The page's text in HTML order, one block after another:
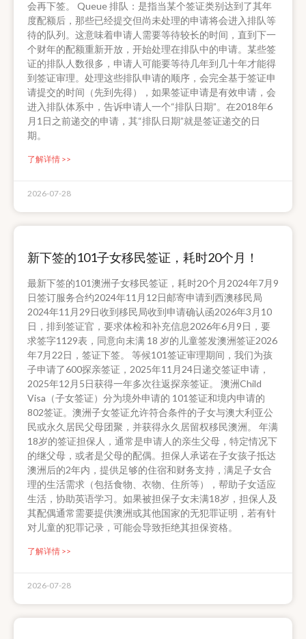
会再下签。 Queue 排队：是指当某个签证类别达到了其年
度配额后，那些已经提交但尚未处理的申请将会进入排队等
待的队列。这意味着申请人需要等待较长的时间，直到下一
个财年的配额重新开放，开始处理在排队中的申请。某些签
证的排队人数很多，申请人可能要等待几年到几十年才能得
到签证审理。处理这些排队申请的顺序，会完全基于签证申
请提交的时间（先到先得），如果签证申请是有效申请，会
进入排队体系中，告诉申请人一个“排队日期”。在2018年6
月1日之前递交的申请，其“排队日期”就是签证递交的日
期。
了解详情 >>
2026-07-28
新下签的101子女移民签证，耗时20个月！
最新下签的101澳洲子女移民签证，耗时20个月2024年7月9
日签订服务合约2024年11月12日邮寄申请到西澳移民局
2024年11月29日收到移民局收到申请确认函2026年3月10
日，排到签证官，要求体检和补充信息2026年6月9日，要
求签字1129表，同意向未满 18 岁的儿童签发澳洲签证2026
年7月22日，签证下签。 等候101签证审理期间，我们为孩
子申请了600探亲签证，2025年11月24日递交签证申请，
2025年12月5日获得一年多次往返探亲签证。 澳洲Child
Visa（子女签证）分为境外申请的 101签证和境内申请的
802签证。澳洲子女签证允许符合条件的子女与澳大利亚公
民或永久居民父母团聚，并获得永久居留权移民澳洲。 年满
18岁的签证担保人，通常是申请人的亲生父母，特定情况下
的继父母，或者是父母的配偶。担保人承诺在子女孩子抵达
澳洲后的2年内，提供足够的住宿和财务支持，满足子女合
理的生活需求（包括食物、衣物、住所等），帮助子女适应
生活，协助英语学习。如果被担保子女未满18岁，担保人及
其配偶通常需要提供澳洲或其他国家的无犯罪证明，若有针
对儿童的犯罪记录，可能会导致拒绝其担保资格。
了解详情 >>
2026-07-28